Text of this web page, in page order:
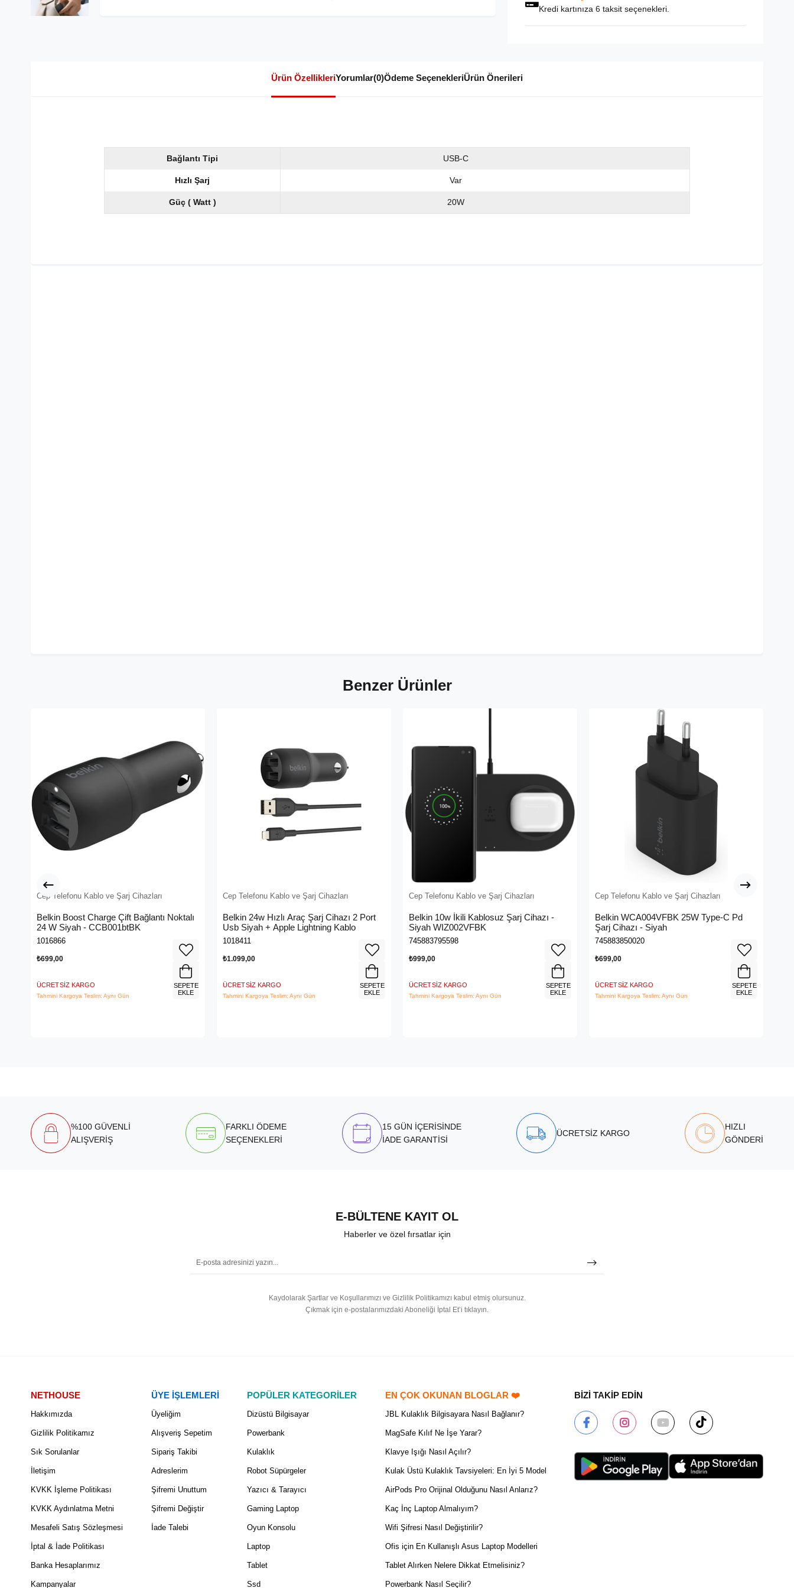
Kredi kartınıza 6 taksit seçenekleri.
Ürün ÖzellikleriYorumlar(0)Ödeme SeçenekleriÜrün Önerileri
Bağlantı Tipi USB-C
Hızlı Şarj Var
Güç ( Watt ) 20W
Benzer Ürünler
Cep Telefonu Kablo ve Şarj Cihazları
Belkin Boost Charge Çift Bağlantı Noktalı
24 W Siyah - CCB001btBK
1016866
₺699,00
ÜCRETSIZ KARGO
Tahmini Kargoya Teslim: Aynı Gün
SEPETE
EKLE
Cep Telefonu Kablo ve Şarj Cihazları
Belkin 24w Hızlı Araç Şarj Cihazı 2 Port
Usb Siyah + Apple Lightning Kablo
1018411
₺1.099,00
ÜCRETSIZ KARGO
Tahmini Kargoya Teslim: Aynı Gün
SEPETE
EKLE
Cep Telefonu Kablo ve Şarj Cihazları
Belkin 10w İkili Kablosuz Şarj Cihazı -
Siyah WIZ002VFBK
745883795598
₺999,00
ÜCRETSIZ KARGO
Tahmini Kargoya Teslim: Aynı Gün
SEPETE
EKLE
Cep Telefonu Kablo ve Şarj Cihazları
Belkin WCA004VFBK 25W Type-C Pd
Şarj Cihazı - Siyah
745883850020
₺699,00
ÜCRETSIZ KARGO
Tahmini Kargoya Teslim: Aynı Gün
SEPETE
EKLE
%100 GÜVENLİ
ALIŞVERİŞ
FARKLI ÖDEME
SEÇENEKLERİ
15 GÜN İÇERİSİNDE
İADE GARANTİSİ
ÜCRETSİZ KARGO
HIZLI
GÖNDERİ
E-BÜLTENE KAYIT OL
Haberler ve özel fırsatlar için
Kaydolarak Şartlar ve Koşullarımızı ve Gizlilik Politikamızı kabul etmiş olursunuz.
Çıkmak için e-postalarımızdaki Aboneliği İptal Et’i tıklayın.
NETHOUSE
Hakkımızda
Gizlilik Politikamız
Sık Sorulanlar
İletişim
KVKK İşleme Politikası
KVKK Aydınlatma Metni
Mesafeli Satış Sözleşmesi
İptal & İade Politikası
Banka Hesaplarımız
Kampanyalar
ÜYE İŞLEMLERİ
Üyeliğim
Alışveriş Sepetim
Sipariş Takibi
Adreslerim
Şifremi Unuttum
Şifremi Değiştir
İade Talebi
POPÜLER KATEGORİLER
Dizüstü Bilgisayar
Powerbank
Kulaklık
Robot Süpürgeler
Yazıcı & Tarayıcı
Gaming Laptop
Oyun Konsolu
Laptop
Tablet
Ssd
EN ÇOK OKUNAN BLOGLAR ❤️
JBL Kulaklık Bilgisayara Nasıl Bağlanır?
MagSafe Kılıf Ne İşe Yarar?
Klavye Işığı Nasıl Açılır?
Kulak Üstü Kulaklık Tavsiyeleri: En İyi 5 Model
AirPods Pro Orijinal Olduğunu Nasıl Anlarız?
Kaç İnç Laptop Almalıyım?
Wifi Şifresi Nasıl Değiştirilir?
Ofis için En Kullanışlı Asus Laptop Modelleri
Tablet Alırken Nelere Dikkat Etmelisiniz?
Powerbank Nasıl Seçilir?
BİZİ TAKİP EDİN